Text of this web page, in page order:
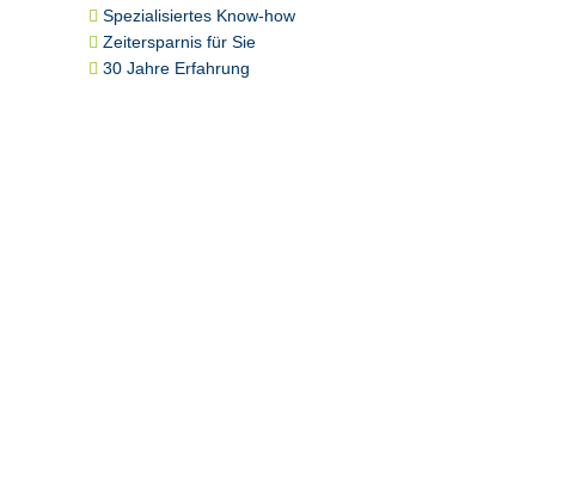
Spezialisiertes Know-how
Zeitersparnis für Sie
30 Jahre Erfahrung